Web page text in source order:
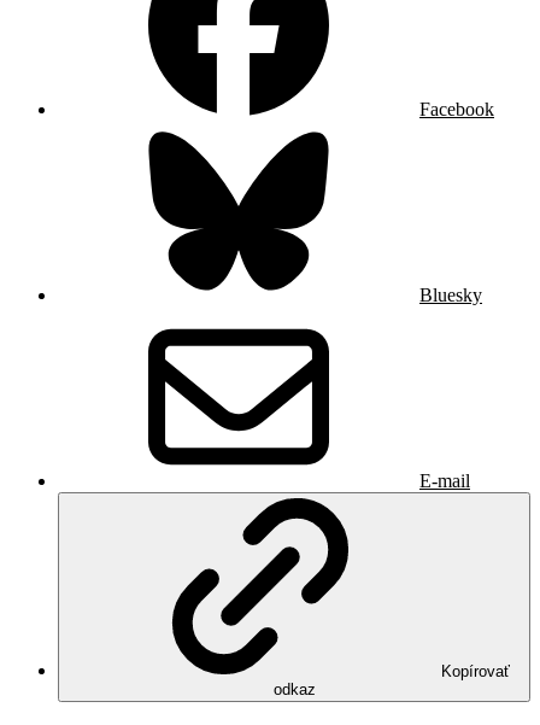
Facebook
Bluesky
E-mail
Kopírovať
odkaz